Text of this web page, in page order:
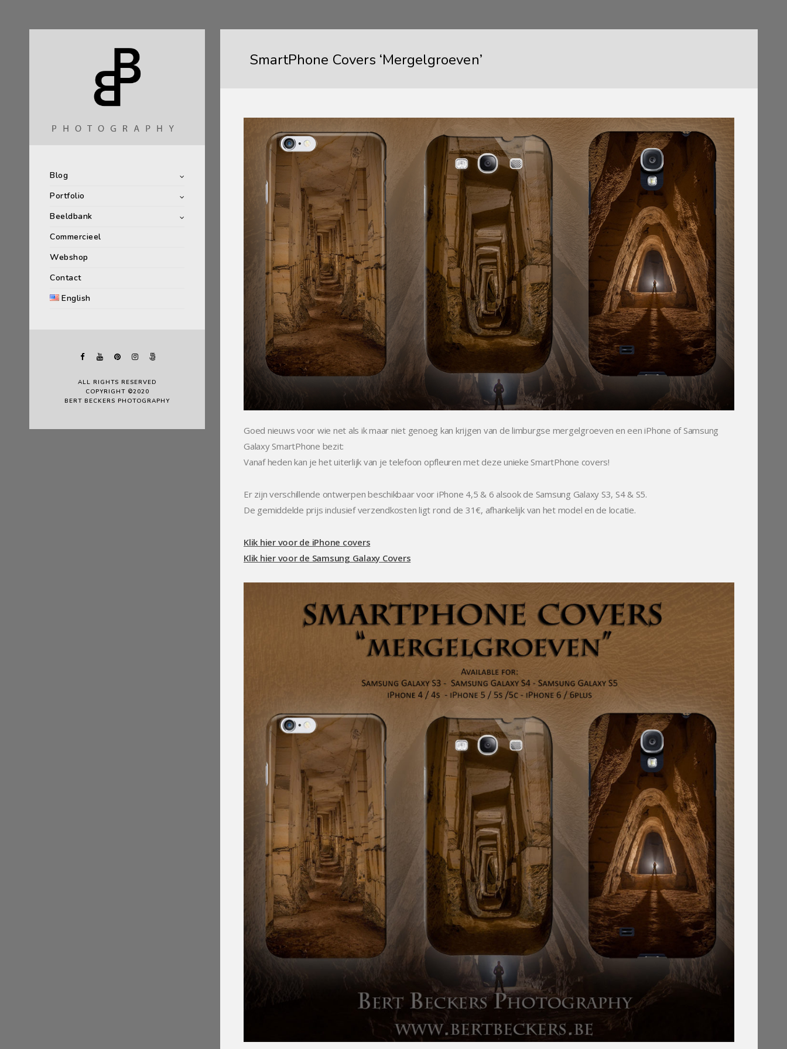
Blog
Portfolio
Beeldbank
Commercieel
Webshop
Contact
English
ALL RIGHTS RESERVED
COPYRIGHT ©2020
BERT BECKERS PHOTOGRAPHY
SmartPhone Covers ‘Mergelgroeven’
Goed nieuws voor wie net als ik maar niet genoeg kan krijgen van de limburgse mergelgroeven en een iPhone of Samsung
Galaxy SmartPhone bezit:
Vanaf heden kan je het uiterlijk van je telefoon opfleuren met deze unieke SmartPhone covers!
Er zijn verschillende ontwerpen beschikbaar voor iPhone 4,5 & 6 alsook de Samsung Galaxy S3, S4 & S5.
De gemiddelde prijs inclusief verzendkosten ligt rond de 31€, afhankelijk van het model en de locatie.
Klik hier voor de iPhone covers
Klik hier voor de Samsung Galaxy Covers